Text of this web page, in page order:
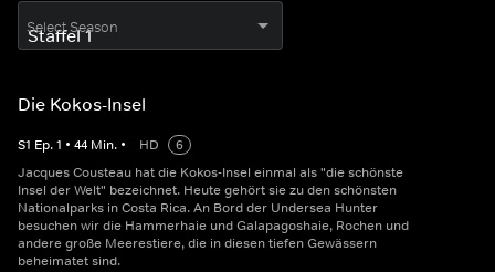
Select Season
Die Kokos-Insel
S1 Ep.1 • 44 Min. • HD
6
Jacques Cousteau hat die Kokos-Insel einmal als "die schönste
Insel der Welt" bezeichnet. Heute gehört sie zu den schönsten
Nationalparks in Costa Rica. An Bord der Undersea Hunter
besuchen wir die Hammerhaie und Galapagoshaie, Rochen und
andere große Meerestiere, die in diesen tiefen Gewässern
beheimatet sind.